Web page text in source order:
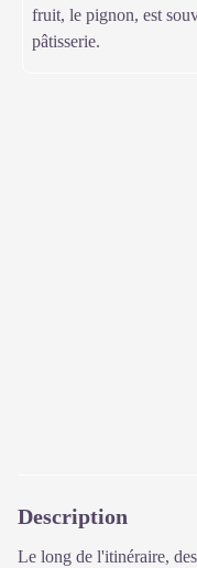
fruit, le pignon, est
pâtisserie.
Description
Le long de l'itinéraire,